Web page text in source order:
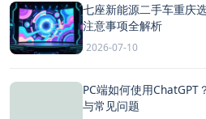
七座新能源二手车重庆
注意事项全解析
2026-07-10
PC端如何使用ChatGPT
与常见问题